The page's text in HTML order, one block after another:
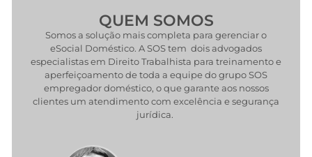
QUEM SOMOS
Somos a solução mais completa para gerenciar o
eSocial Doméstico. A SOS tem dois advogados
especialistas em Direito Trabalhista para treinamento e
aperfeiçoamento de toda a equipe do grupo SOS
empregador doméstico, o que garante aos nossos
clientes um atendimento com excelência e segurança
jurídica.